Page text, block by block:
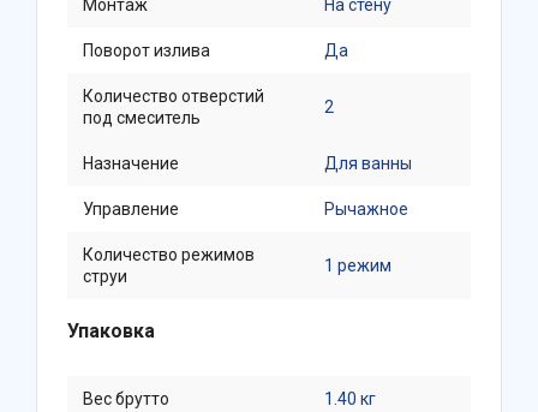
Монтаж На стену
Поворот излива Да
Количество отверстий
под смеситель
2
Назначение Для ванны
Управление Рычажное
Количество режимов
струи
1 режим
Упаковка
Вес брутто 1.40 кг